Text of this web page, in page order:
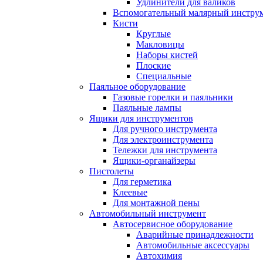
Удлинители для валиков
Вспомогательный малярный
Кисти
Круглые
Макловицы
Наборы кистей
Плоские
Специальные
Паяльное оборудование
Газовые горелки и паяльники
Паяльные лампы
Ящики для инструментов
Для ручного инструмента
Для электроинструмента
Тележки для инструмента
Ящики-органайзеры
Пистолеты
Для герметика
Клеевые
Для монтажной пены
Автомобильный инструмент
Автосервисное оборудование
Аварийные принадлежности
Автомобильные аксессуары
Автохимия